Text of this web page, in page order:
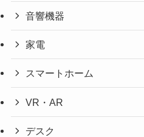
音響機器
家電
スマートホーム
VR・AR
デスク